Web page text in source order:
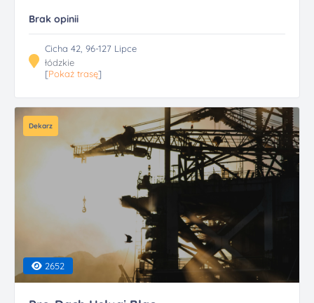
Brak opinii
Cicha 42, 96-127 Lipce
łódzkie
[Pokaż trasę]
Dekarz
2652